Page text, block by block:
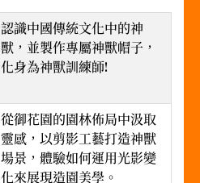
認識中國傳統文化中的神
獸，並製作專屬神獸帽子，
化身為神獸訓練師!
從御花園的園林佈局中汲取
靈感，以剪影工藝打造神獸
場景，體驗如何運用光影變
化來展現造園美學。